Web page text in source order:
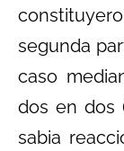
segunda
caso
dos en dos
sabia